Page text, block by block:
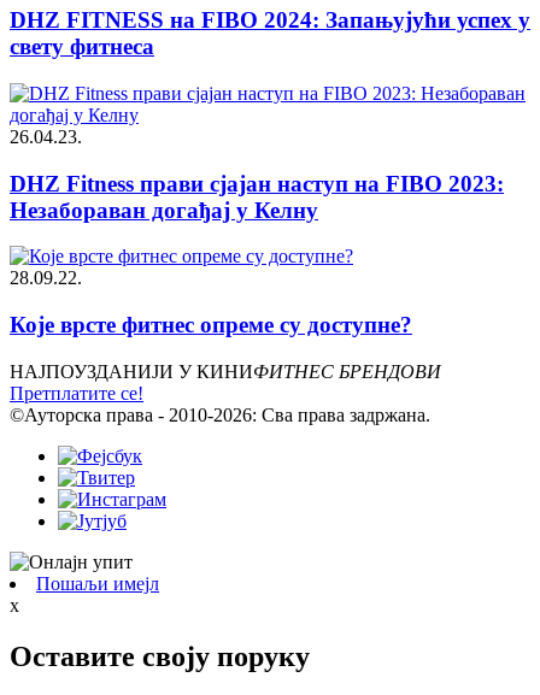
DHZ FITNESS на FIBO 2024: Запањујући успех у
свету фитнеса
26.04.23.
DHZ Fitness прави сјајан наступ на FIBO 2023:
Незабораван догађај у Келну
28.09.22.
Које врсте фитнес опреме су доступне?
НАЈПОУЗДАНИЈИ У КИНИФИТНЕС БРЕНДОВИ
Претплатите се!
©Ауторска права - 2010-2026: Сва права задржана.
Пошаљи имејл
x
Оставите своју поруку